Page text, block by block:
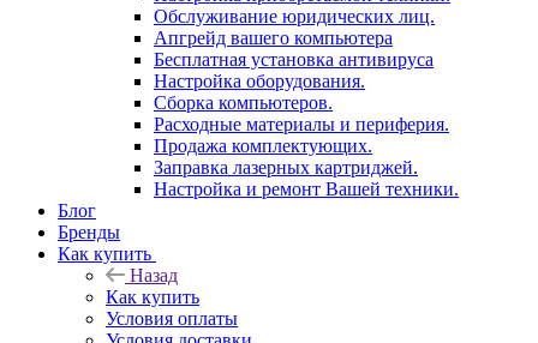
Обслуживание юридических лиц.
Апгрейд вашего компьютера
Бесплатная установка антивируса
Настройка оборудования.
Сборка компьютеров.
Расходные материалы и периферия.
Продажа комплектующих.
Заправка лазерных картриджей.
Настройка и ремонт Вашей техники.
Блог
Бренды
Как купить
Назад
Как купить
Условия оплаты